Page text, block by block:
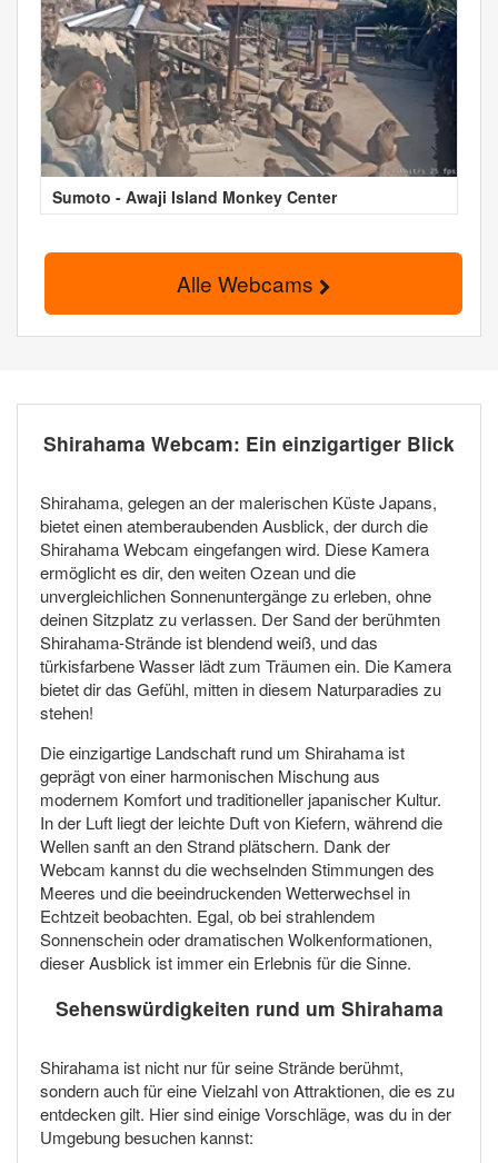
Sumoto - Awaji Island Monkey Center
Alle Webcams
Shirahama Webcam: Ein einzigartiger Blick
Shirahama, gelegen an der malerischen Küste Japans,
bietet einen atemberaubenden Ausblick, der durch die
Shirahama Webcam eingefangen wird. Diese Kamera
ermöglicht es dir, den weiten Ozean und die
unvergleichlichen Sonnenuntergänge zu erleben, ohne
deinen Sitzplatz zu verlassen. Der Sand der berühmten
Shirahama-Strände ist blendend weiß, und das
türkisfarbene Wasser lädt zum Träumen ein. Die Kamera
bietet dir das Gefühl, mitten in diesem Naturparadies zu
stehen!
Die einzigartige Landschaft rund um Shirahama ist
geprägt von einer harmonischen Mischung aus
modernem Komfort und traditioneller japanischer Kultur.
In der Luft liegt der leichte Duft von Kiefern, während die
Wellen sanft an den Strand plätschern. Dank der
Webcam kannst du die wechselnden Stimmungen des
Meeres und die beeindruckenden Wetterwechsel in
Echtzeit beobachten. Egal, ob bei strahlendem
Sonnenschein oder dramatischen Wolkenformationen,
dieser Ausblick ist immer ein Erlebnis für die Sinne.
Sehenswürdigkeiten rund um Shirahama
Shirahama ist nicht nur für seine Strände berühmt,
sondern auch für eine Vielzahl von Attraktionen, die es zu
entdecken gilt. Hier sind einige Vorschläge, was du in der
Umgebung besuchen kannst: